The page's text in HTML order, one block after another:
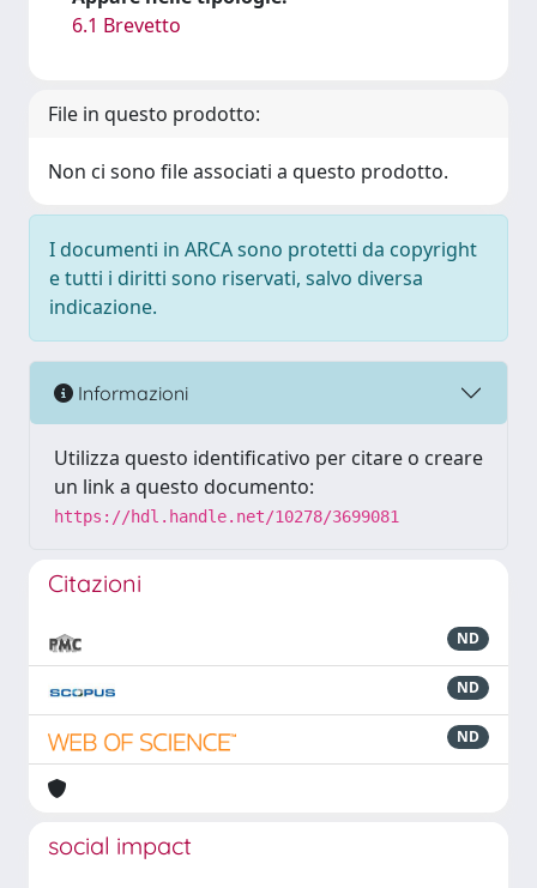
6.1 Brevetto
File in questo prodotto:
Non ci sono file associati a questo prodotto.
I documenti in ARCA sono protetti da copyright
e tutti i diritti sono riservati, salvo diversa
indicazione.
Informazioni
Utilizza questo identificativo per citare o creare
un link a questo documento:
https://hdl.handle.net/10278/3699081
Citazioni
ND
ND
ND
social impact